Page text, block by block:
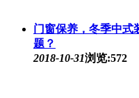
门窗保养，冬季中式
题？
2018-10-31浏览:572